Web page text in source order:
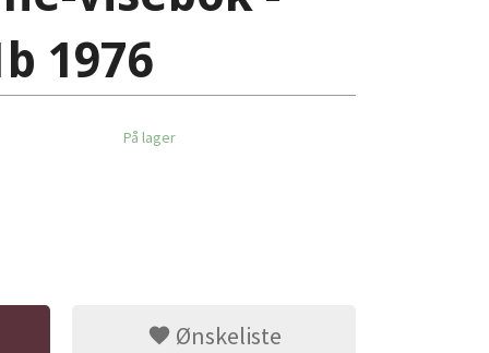
1976
På lager
Ønskeliste